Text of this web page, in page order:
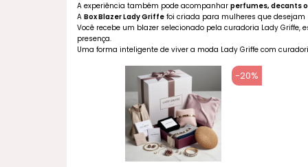
A experiência também pode acompanhar perfumes, decants
A Box Blazer Lady Griffe foi criada para mulheres que
Você recebe um blazer selecionado pela curadoria Lady
presença.
Uma forma inteligente de viver a moda Lady Griffe com
-20%